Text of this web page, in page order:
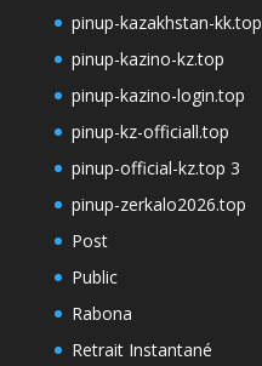
pinup-kazakhstan-kk.top
pinup-kazino-kz.top
pinup-kazino-login.top
pinup-kz-officiall.top
pinup-official-kz.top 3
pinup-zerkalo2026.top
Post
Public
Rabona
Retrait Instantané